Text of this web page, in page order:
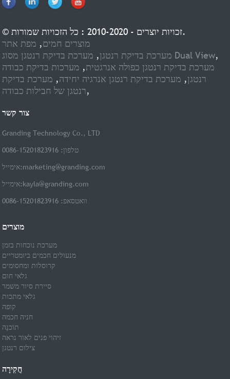
© זכויות יוצרים - 2010-2020 : כל הזכויות שמורות.
מוצרים חמים, מפת אתר
מערכת בדיקת רנטגן, מערכת בדיקת רנטגן מסוג Dual View,
מערכת בדיקת רנטגן כפולה אנרגטית, מערכות בדיקת כבודה
רנטגן, מערכת בדיקת רנטגן אנרגיה יחידה, מערכת בדיקת
רנטגן של חבילות כבודה,
צור קשר
Granding Technology Co., LTD
טלפון: 0086-15201823916
אימייל:marketing@granding.com
אימייל:kayla@granding.com
וואטסאפ: 0086-15201823916
מוצרים
מערכת נוכחות בזמן
מנעולים חכמים ביומטריים
קרוסלות ומחסומים
גלאי חום
סיירת סיור משמר
גלאי מתכות
קופה
חניה חכמה
תוֹכנָה
זיהוי פנים לאור נראה
צילום רנטגן
חֲקִירָה